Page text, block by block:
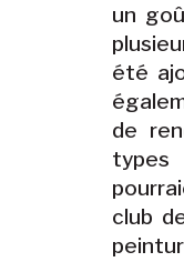
un
été
de
club